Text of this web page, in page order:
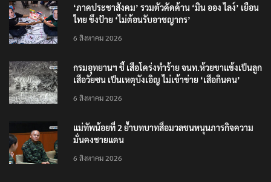
‘ภาคประชาสังคม’ รวมตัวคัดค้าน ‘มิน ออง ไลง์’ เยือน
ไทย ขึงป้าย ‘ไม่ต้อนรับอาชญากร’
6 สิงหาคม 2026
กรมอุทยานฯ ชี้ เสือโคร่งทำร้าย จนท.ห้วยขาแข้งเป็นลูก
เสือวัยซน เป็นเหตุบังเอิญ ไม่เข้าข่าย ‘เสือกินคน’
6 สิงหาคม 2026
แม่ทัพน้อยที่ 2 ย้ำบทบาทสื่อมวลชนหนุนภารกิจความ
มั่นคงชายแดน
6 สิงหาคม 2026